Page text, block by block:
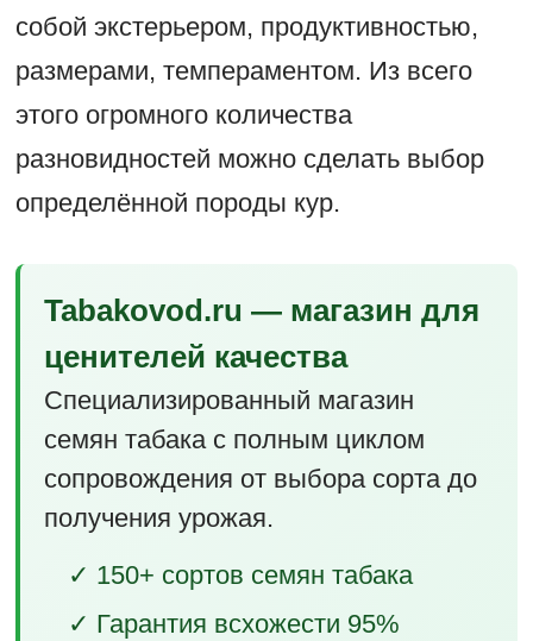
собой экстерьером, продуктивностью,
размерами, темпераментом. Из всего
этого огромного количества
разновидностей можно сделать выбор
определённой породы кур.
Tabakovod.ru — магазин для
ценителей качества
Специализированный магазин
семян табака с полным циклом
сопровождения от выбора сорта до
получения урожая.
✓ 150+ сортов семян табака
✓ Гарантия всхожести 95%